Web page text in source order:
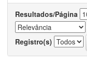
Resultados/Página
Registro(s)